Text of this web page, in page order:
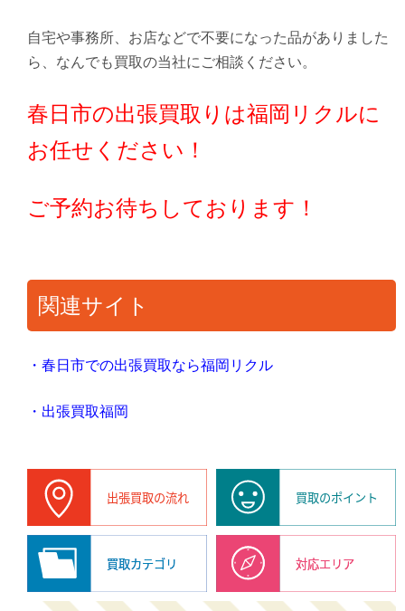
自宅や事務所、お店などで不要になった品がありました
ら、なんでも買取の当社にご相談ください。
春日市の出張買取りは福岡リクルに
お任せください！
ご予約お待ちしております！
関連サイト
・春日市での出張買取なら福岡リクル
・出張買取福岡